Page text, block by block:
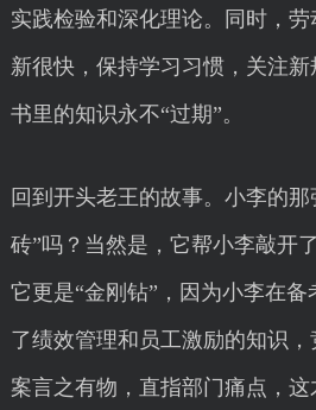
实践检验和深化理论。同时，
新很快，保持学习习惯，关注
书里的知识永不“过期”。
回到开头老王的故事。小李的
砖”吗？当然是，它帮小李敲开
它更是“金刚钻”，因为小李在
了绩效管理和员工激励的知识
案言之有物，直指部门痛点，